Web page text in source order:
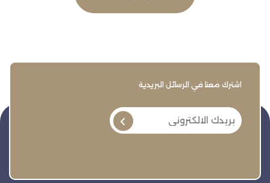
اشترك معنا في الرسائل البريدية